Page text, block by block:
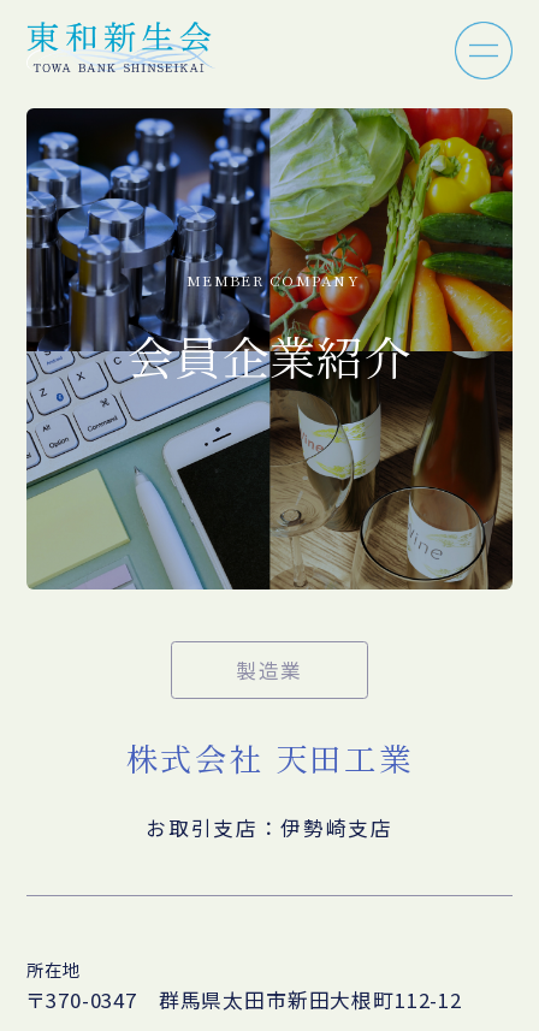
MEMBER COMPANY
会員企業紹介
製造業
株式会社 天田工業
お取引支店：伊勢崎支店
所在地
〒370-0347 群馬県太田市新田大根町112-12